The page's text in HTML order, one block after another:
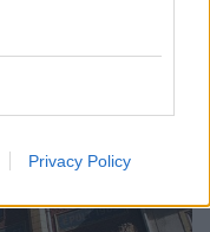
Privacy Policy